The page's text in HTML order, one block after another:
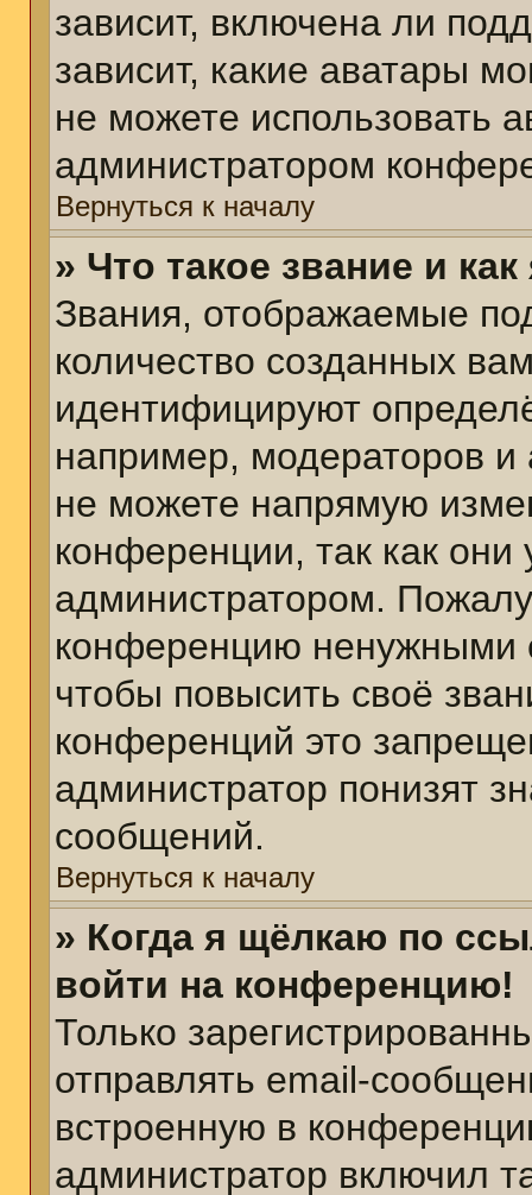
зависит, включена ли
зависит, какие аватары
не можете использовать
администратором
Вернуться к началу
» Что такое звание и
Звания, отображаемые
количество созданных
идентифицируют
например, модераторов
не можете напрямую
конференции, так как они
администратором.
конференцию ненужными
чтобы повысить своё
конференций это
администратор понизят
сообщений.
Вернуться к началу
» Когда я щёлкаю по
войти на конференцию!
Только
отправлять email-
встроенную в
администратор включил